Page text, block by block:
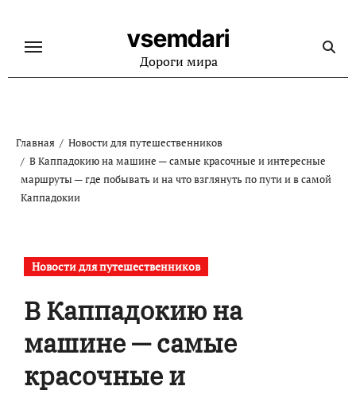
содержанию
vsemdari
Дороги мира
Главная
Новости для путешественников
В Каппадокию на машине — самые красочные и интересные
маршруты — где побывать и на что взглянуть по пути и в самой
Каппадокии
Новости для путешественников
В Каппадокию на
машине — самые
красочные и